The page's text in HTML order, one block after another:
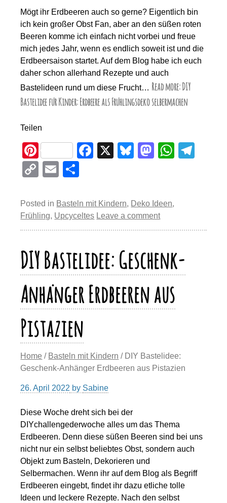
Mögt ihr Erdbeeren auch so gerne? Eigentlich bin
ich kein großer Obst Fan, aber an den süßen roten
Beeren komme ich einfach nicht vorbei und freue
mich jedes Jahr, wenn es endlich soweit ist und die
Erdbeersaison startet. Auf dem Blog habe ich euch
daher schon allerhand Rezepte und auch
Bastelideen rund um diese Frucht… Read more: DIY
Bastelidee für Kinder: Erdbeere als Frühlingsdeko selbermachen
Teilen
Pi
nt
er
e
st
F
e
b
o
o
k
X
Bl
sk
y
M
o
d
o
n
W
p
p
m
C
p
y
Li
n
k
E
ail e
n
Posted in Basteln mit Kindern, Deko Ideen,
Frühling, Upcyceltes Leave a comment
DIY Bastelidee: Geschenk-
Anhänger Erdbeeren aus
Pistazien
Home / Basteln mit Kindern / DIY Bastelidee:
Geschenk-Anhänger Erdbeeren aus Pistazien
26. April 2022 by Sabine
Diese Woche dreht sich bei der
DIYchallengederwoche alles um das Thema
Erdbeeren. Denn diese süßen Beeren sind bei uns
nicht nur ein selbst beliebtes Obst, sondern auch
Objekt zum Basteln, Dekorieren und
Selbermachen. Wenn ihr auf dem Blog als Begriff
Erdbeeren eingebt, findet ihr dazu etliche tolle
Ideen und leckere Rezepte. Nach den selbst